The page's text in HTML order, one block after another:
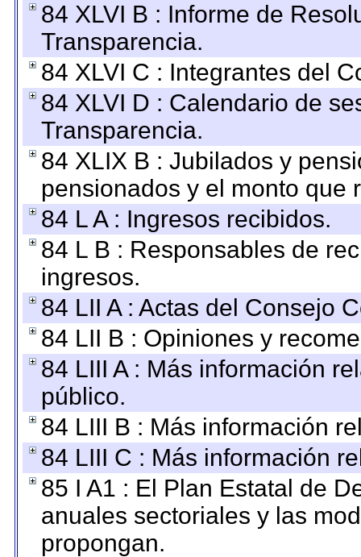
84 XLVI B : Informe de
Transparencia.
84 XLVI C : Integrantes del
84 XLVI D : Calendario de
Transparencia.
84 XLIX B : Jubilados y
pensionados y el monto que
84 L A : Ingresos recibidos.
84 L B : Responsables de
ingresos.
84 LII A : Actas del Consejo
84 LII B : Opiniones y
84 LIII A : Más información
público.
84 LIII B : Más información
84 LIII C : Más información
85 I A1 : El Plan Estatal de
anuales sectoriales y las
propongan.